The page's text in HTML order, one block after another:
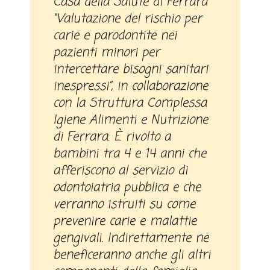
“Valutazione del rischio per
carie e parodontite nei
pazienti minori per
intercettare bisogni sanitari
inespressi”, in collaborazione
con la Struttura Complessa
Igiene Alimenti e Nutrizione
di Ferrara. È rivolto a
bambini tra 4 e 14 anni che
afferiscono al servizio di
odontoiatria pubblica e che
verranno istruiti su come
prevenire carie e malattie
gengivali. Indirettamente ne
beneficeranno anche gli altri